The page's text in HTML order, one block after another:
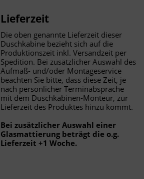
Lieferzeit
Die oben genannte Lieferzeit dieser
Duschkabine bezieht sich auf die
Produktionszeit inkl. Versandzeit per
Spedition. Bei zusätzlicher Auswahl des
Aufmaß- und/oder Montageservice
beachten Sie bitte, dass diese Zeit, je
nach persönlicher Terminabsprache
mit dem Duschkabinen-Monteur, zur
Lieferzeit des Produktes hinzu kommt.
Bei zusätzlicher Auswahl einer
Glasmattierung beträgt die o.g.
Lieferzeit +1 Woche.